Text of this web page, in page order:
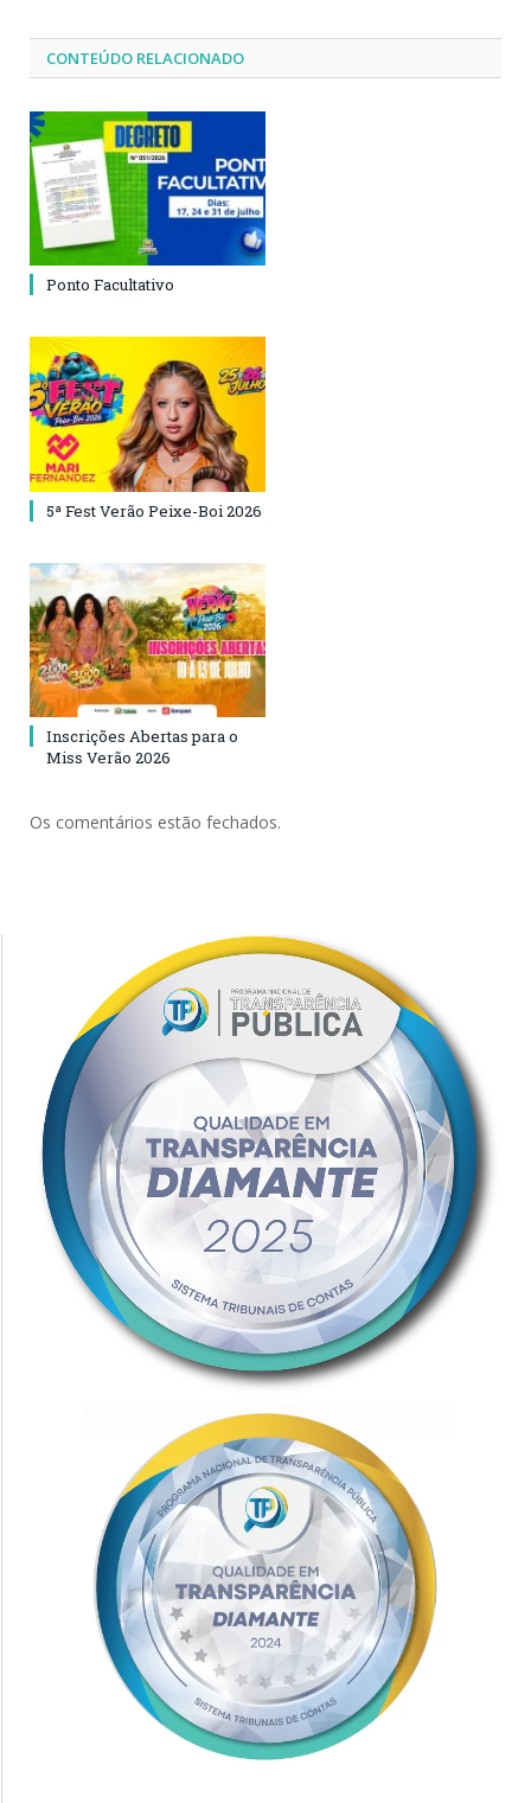
CONTEÚDO RELACIONADO
Ponto Facultativo
5ª Fest Verão Peixe-Boi 2026
Inscrições Abertas para o
Miss Verão 2026
Os comentários estão fechados.